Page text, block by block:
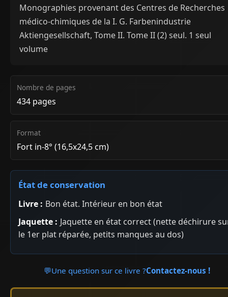
Monographies provenant des Centres de Recherches
médico-chimiques de la I. G. Farbenindustrie
Aktiengesellschaft, Tome II. Tome II (2) seul. 1 seul
volume
Nombre de pages
434 pages
Format
Fort in-8° (16,5x24,5 cm)
État de conservation
Livre : Bon état. Intérieur en bon état
Jaquette : Jaquette en état correct (nette déchirure
le 1er plat réparée, petits manques au dos)
💬Une question sur ce livre ?Contactez-nous !